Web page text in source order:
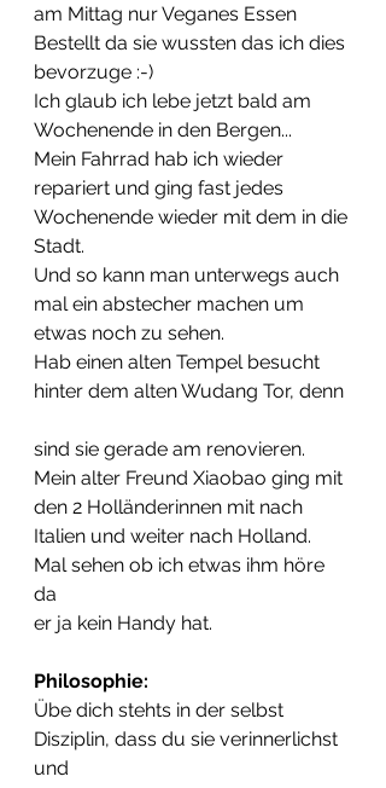
am Mittag nur Veganes Essen
Bestellt da sie wussten das ich dies
bevorzuge :-)
Ich glaub ich lebe jetzt bald am
Wochenende in den Bergen...
Mein Fahrrad hab ich wieder
repariert und ging fast jedes
Wochenende wieder mit dem in die
Stadt.
Und so kann man unterwegs auch
mal ein abstecher machen um
etwas noch zu sehen.
Hab einen alten Tempel besucht
hinter dem alten Wudang Tor, denn
sind sie gerade am renovieren.
Mein alter Freund Xiaobao ging mit
den 2 Holländerinnen mit nach
Italien und weiter nach Holland.
Mal sehen ob ich etwas ihm höre
da
er ja kein Handy hat.
Philosophie:
Übe dich stehts in der selbst
Disziplin, dass du sie verinnerlichst
und